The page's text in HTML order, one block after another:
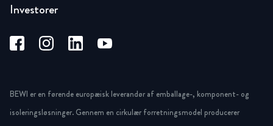
Investorer
BEWI er en førende europæisk leverandør af emballage-, komponent- og
isoleringsløsninger. Gennem en cirkulær forretningsmodel producerer